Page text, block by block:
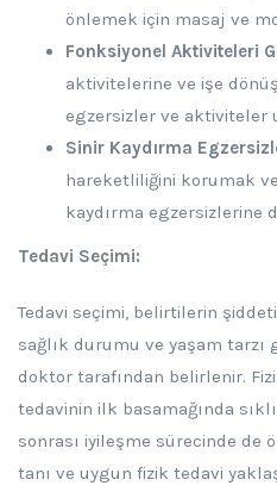
önlemek için masaj ve
Fonksiyonel Aktiviteleri
aktivitelerine ve işe
egzersizler ve aktiviteler
Sinir Kaydırma
hareketliliğini korumak
kaydırma egzersizlerine
Tedavi Seçimi:
Tedavi seçimi, belirtilerin
sağlık durumu ve yaşam
doktor tarafından belirlenir.
tedavinin ilk basamağında
sonrası iyileşme sürecinde de
tanı ve uygun fizik tedavi